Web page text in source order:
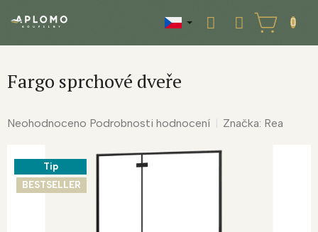
NÁKUPNÍ
KOŠÍK
Fargo sprchové dveře
Průměrné
0,0
Neohodnoceno Podrobnosti hodnocení Značka: Rea
Tip
BESTSELLER